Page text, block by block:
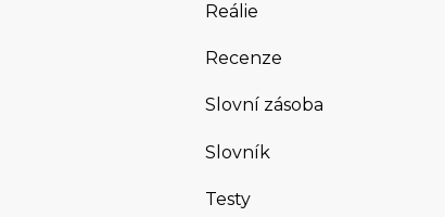
Reálie
Recenze
Slovní zásoba
Slovník
Testy